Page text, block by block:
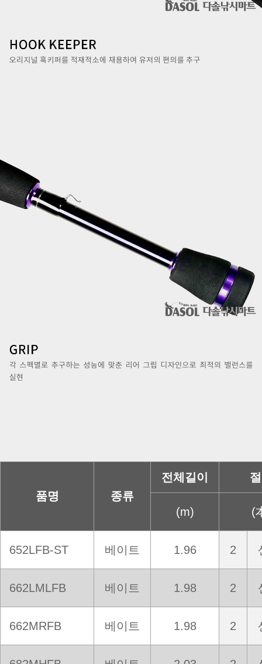
품명 종류
전체길이
(m) (
652LFB-ST 베이트 1.96 2
662LMLFB 베이트 1.98 2
662MRFB 베이트 1.98 2